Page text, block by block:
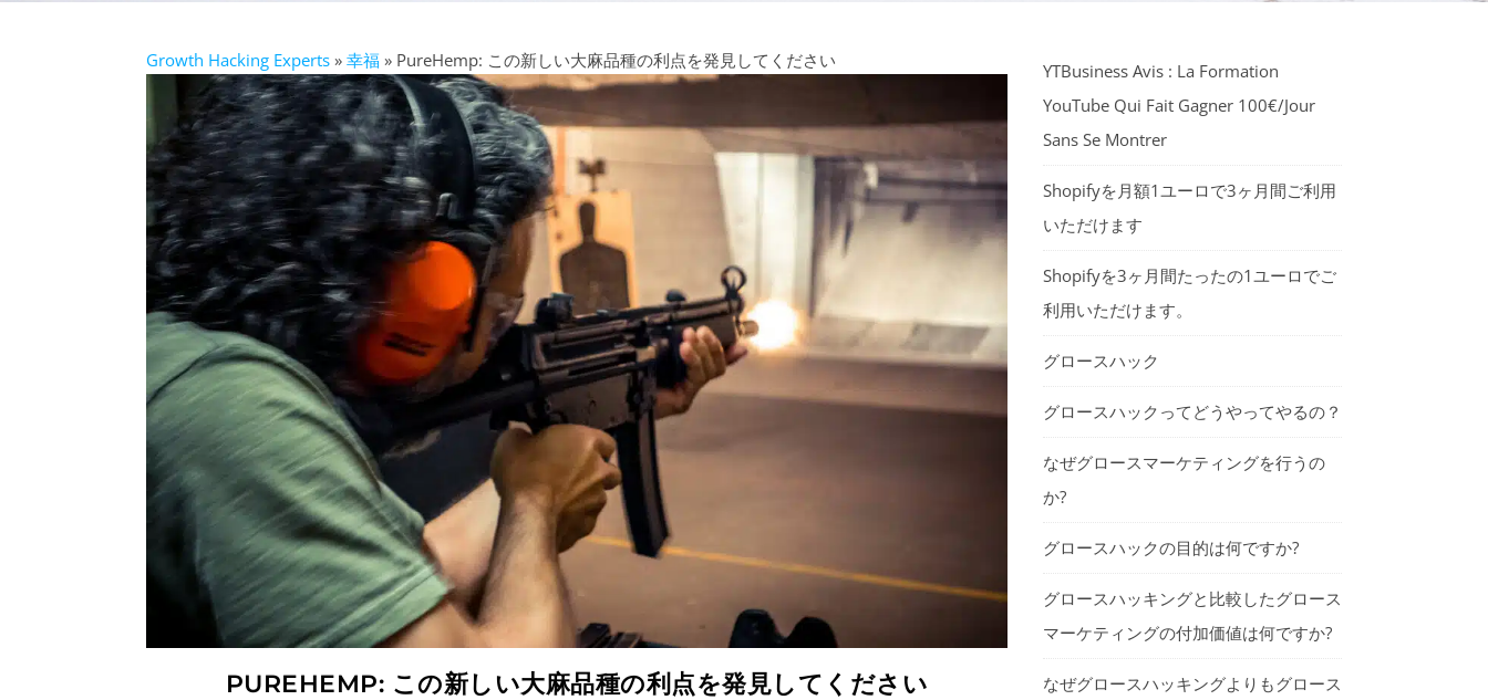
Growth Hacking Experts » 幸福 » PureHemp: この新しい大麻品種の利点を発見してください
PUREHEMP: この新しい大麻品種の利点を発見してください
YTBusiness Avis : La Formation
YouTube Qui Fait Gagner 100€/Jour
Sans Se Montrer
Shopifyを月額1ユーロで3ヶ月間ご利用
いただけます
Shopifyを3ヶ月間たったの1ユーロでご
利用いただけます。
グロースハック
グロースハックってどうやってやるの？
なぜグロースマーケティングを行うの
か?
グロースハックの目的は何ですか?
グロースハッキングと比較したグロース
マーケティングの付加価値は何ですか?
なぜグロースハッキングよりもグロース